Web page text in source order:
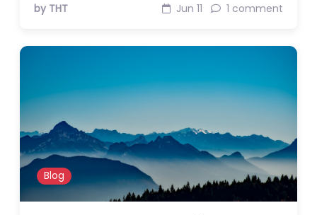
by THT Jun 11 1 comment
Blog